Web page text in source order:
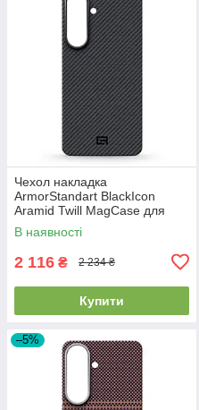
Чехол накладка
ArmorStandart BlackIcon
Aramid Twill MagCase для
Samsung S26 Plus Black
(ARM90146)
В наявності
2 116 ₴ 2 234 ₴
Купити
–5%